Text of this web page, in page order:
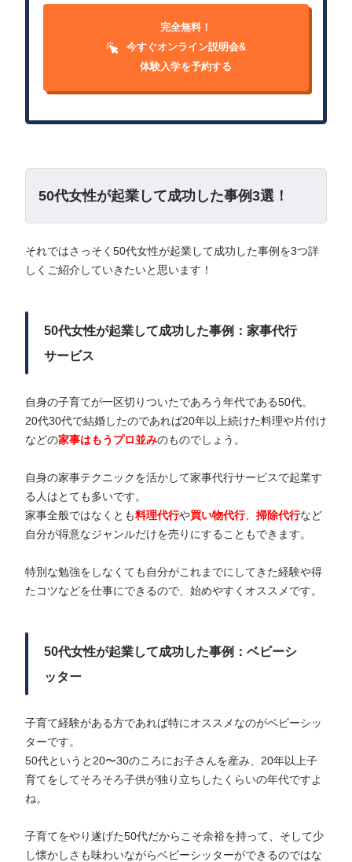
完全無料！
今すぐオンライン説明会&
体験入学を予約する
50代女性が起業して成功した事例3選！
それではさっそく50代女性が起業して成功した事例を3つ詳
しくご紹介していきたいと思います！
50代女性が起業して成功した事例：家事代行
サービス
自身の子育てが一区切りついたであろう年代である50代。
20代30代で結婚したのであれば20年以上続けた料理や片付け
などの家事はもうプロ並みのものでしょう。
自身の家事テクニックを活かして家事代行サービスで起業す
る人はとても多いです。
家事全般ではなくとも料理代行や買い物代行、 掃除代行など
自分が得意なジャンルだけを売りにすることもできます。
特別な勉強をしなくても自分がこれまでにしてきた経験や得
たコツなどを仕事にできるので、始めやすくオススメです。
50代女性が起業して成功した事例：ベビーシ
ッター
子育て経験がある方であれば特にオススメなのがベビーシッ
ターです。
50代というと20〜30のころにお子さんを産み、20年以上子
育てをしてそろそろ子供が独り立ちしたくらいの年代ですよ
ね。
子育てをやり遂げた50代だからこそ余裕を持って、そして少
し懐かしさも味わいながらベビーシッターができるのではな